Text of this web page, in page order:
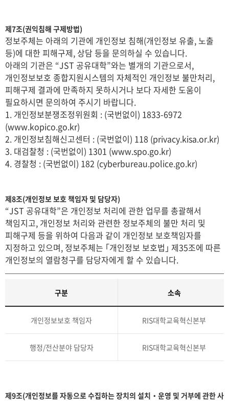
제7조(권익침해 구제방법)
정보주체는 아래의 기관에 개인정보 침해(개인정보 유출, 노출
등)에 대한 피해구제, 상담 등을 문의하실 수 있습니다.
아래의 기관은 “JST 공유대학”와는 별개의 기관으로서,
개인정보보호 종합지원시스템의 자체적인 개인정보 불만처리,
피해구제 결과에 만족하지 못하시거나 보다 자세한 도움이
필요하시면 문의하여 주시기 바랍니다.
1. 개인정보분쟁조정위원회 : (국번없이) 1833-6972
(www.kopico.go.kr)
2. 개인정보침해신고센터 : (국번없이) 118 (privacy.kisa.or.kr)
3. 대검찰청 : (국번없이) 1301 (www.spo.go.kr)
4. 경찰청 : (국번없이) 182 (cyberbureau.police.go.kr)
제8조(개인정보 보호 책임자 및 담당자)
“JST 공유대학”은 개인정보 처리에 관한 업무를 총괄해서
책임지고, 개인정보 처리와 관련한 정보주체의 불만 처리 및
피해구제 등을 위하여 다음과 같이 개인정보 보호책임자를
지정하고 있으며, 정보주체는 ｢개인정보 보호법｣ 제35조에 따른
개인정보의 열람청구를 담당자에게 할 수 있습니다.
구분 소속
개인정보보호 책임자 RIS대학교육혁신본부
행정/전산분야 담당자 RIS대학교육혁신본부
제9조(개인정보를 자동으로 수집하는 장치의 설치‧운영 및 거부에 관한 사